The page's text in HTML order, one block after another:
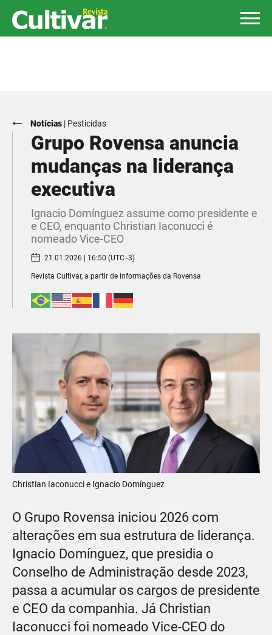
Notícias | Pesticidas
Grupo Rovensa anuncia
mudanças na liderança
executiva
Ignacio Domínguez assume como presidente e
e CEO, enquanto Christian Iaconucci é
nomeado Vice-CEO
21.01.2026 | 16:50 (UTC -3)
Revista Cultivar, a partir de informações da Rovensa
Christian Iaconucci e Ignacio Domínguez
O Grupo Rovensa iniciou 2026 com
alterações em sua estrutura de liderança.
Ignacio Domínguez, que presidia o
Conselho de Administração desde 2023,
passa a acumular os cargos de presidente
e CEO da companhia. Já Christian
Iaconucci foi nomeado Vice-CEO do